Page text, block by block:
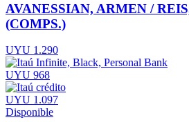
AVANESSIAN, ARMEN /
(COMPS.)
UYU 1.290
UYU 968
UYU 1.097
Disponible